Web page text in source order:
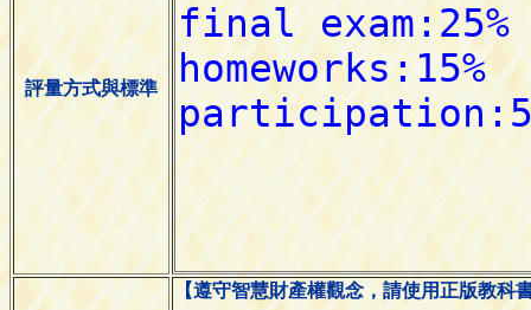
評量方式與標準
【遵守智慧財產權觀念，請使用正版教科